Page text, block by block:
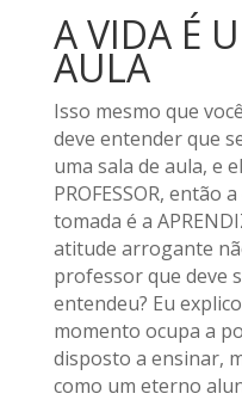
A VIDA É
AULA
Isso mesmo que
deve entender que
uma sala de aula, e
PROFESSOR, então
tomada é a
atitude arrogante
professor que deve
entendeu? Eu
momento ocupa a
disposto a ensinar,
como um eterno